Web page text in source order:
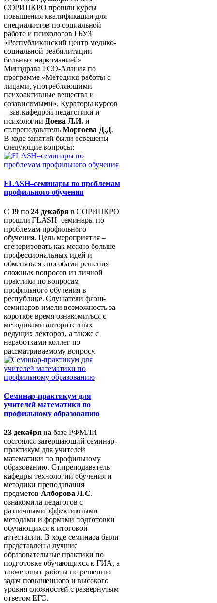
СОРИПКРО прошли курсы
повышения квалификации для
специалистов по социальной
работе и психологов ГБУЗ
«Республиканский центр медико-
социальной реабилитации
больных наркоманией»
Минздрава РСО-Алания по
программе «Методики работы с
лицами, употребляющими
психоактивные вещества и
созависимыми». Кураторы курсов
– зав.кафедрой педагогики и
психологии Доева Л.И. и
ст.преподаватель Моргоева Д.Д.
В ходе занятий были освещены
следующие вопросы:
FLASH–семинары по проблемам
профильного обучения
С 19 по 24 декабря в СОРИПКРО
прошли FLASH–семинары по
проблемам профильного
обучения. Цель мероприятия –
сгенерировать как можно больше
профессиональных идей и
обменяться способами решения
сложных вопросов из личной
практики по вопросам
профильного обучения в
республике. Слушатели флэш-
семинаров имели возможность за
короткое время ознакомиться с
методиками авторитетных
ведущих лекторов, а также с
наработками коллег по
рассматриваемому вопросу.
Семинар-практикум для
учителей математики по
профильному образованию
23 декабря на базе РФМЛИ
состоялся завершающий семинар-
практикум для учителей
математики по профильному
образованию. Ст.преподаватель
кафедры технологии обучения и
методики преподавания
предметов Алборова Л.С.
ознакомила педагогов с
различными эффективными
методами и формами подготовки
обучающихся к итоговой
аттестации. В ходе семинара были
представлены лучшие
образовательные практики по
подготовке обучающихся к ГИА, а
также опыт работы по решению
задач повышенного и высокого
уровня сложностей с развернутым
ответом ЕГЭ.